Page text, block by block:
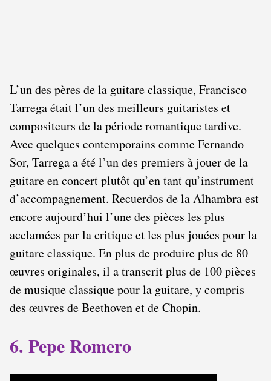
L’un des pères de la guitare classique, Francisco
Tarrega était l’un des meilleurs guitaristes et
compositeurs de la période romantique tardive.
Avec quelques contemporains comme Fernando
Sor, Tarrega a été l’un des premiers à jouer de la
guitare en concert plutôt qu’en tant qu’instrument
d’accompagnement. Recuerdos de la Alhambra est
encore aujourd’hui l’une des pièces les plus
acclamées par la critique et les plus jouées pour la
guitare classique. En plus de produire plus de 80
œuvres originales, il a transcrit plus de 100 pièces
de musique classique pour la guitare, y compris
des œuvres de Beethoven et de Chopin.
6. Pepe Romero